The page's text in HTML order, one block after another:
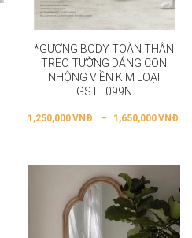
*GƯƠNG BODY TOÀN THÂN
TREO TƯỜNG DÁNG CON
NHỘNG VIỀN KIM LOẠI
GSTT099N
1,250,000VNĐ – 1,650,000VNĐ